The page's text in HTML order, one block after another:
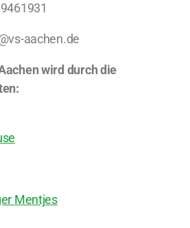
aachen.de
wird durch die
Mentjes